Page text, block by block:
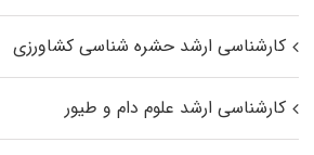
کارشناسی ارشد حشره‌ شناسی کشاورزی
کارشناسی ارشد علوم دام و طیور